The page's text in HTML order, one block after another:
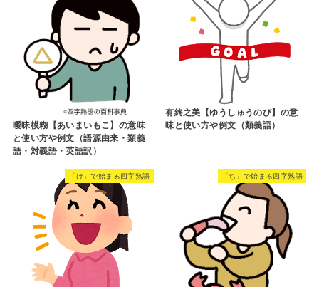
曖昧模糊【あいまいもこ】の意味
と使い方や例文（語源由来・類義
語・対義語・英語訳）
有終之美【ゆうしゅうのび】の意
味と使い方や例文（類義語）
「け」で始まる四字熟語 「ち」で始まる四字熟語